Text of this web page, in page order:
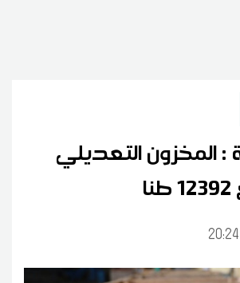
: المخزون التعديلي